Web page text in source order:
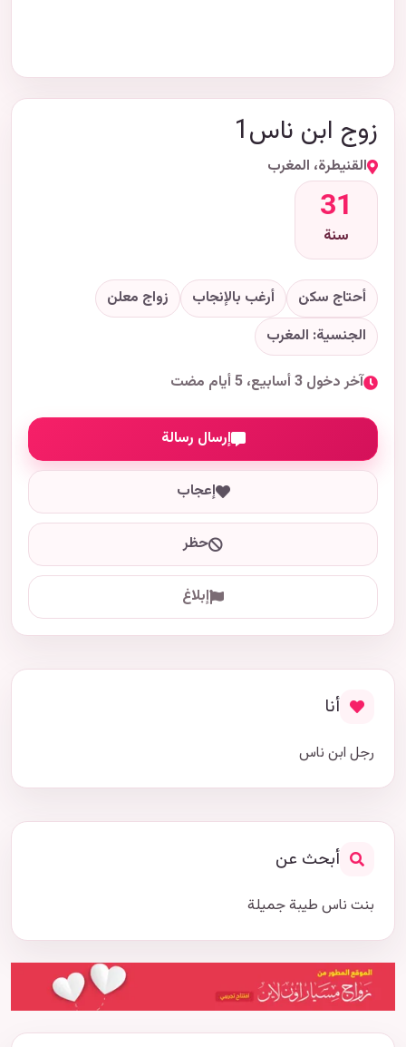
زوج ابن ناس1
القنيطرة، المغرب
31
سنة
أحتاج سكن أرغب بالإنجاب
زواج معلن
الجنسية: المغرب
آخر دخول 3 أسابيع، 5 أيام مضت
إرسال رسالة
إعجاب
حظر
إبلاغ
أنا
رجل ابن ناس
أبحث عن
بنت ناس طيبة جميلة